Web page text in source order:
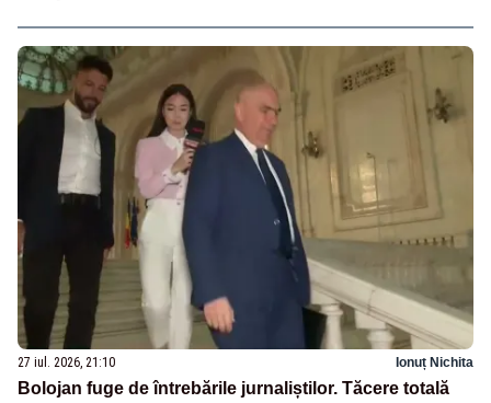
27 iul. 2026, 21:10 Ionuț Nichita
Bolojan fuge de întrebările jurnaliștilor. Tăcere totală